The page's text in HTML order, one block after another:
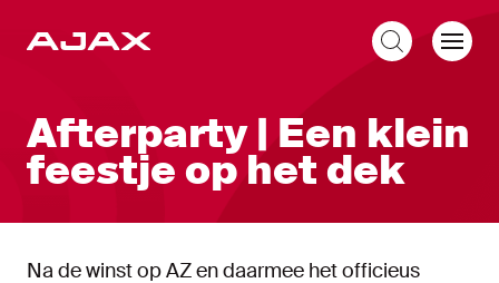
Afterparty | Een klein
feestje op het dek
Na de winst op AZ en daarmee het officieus